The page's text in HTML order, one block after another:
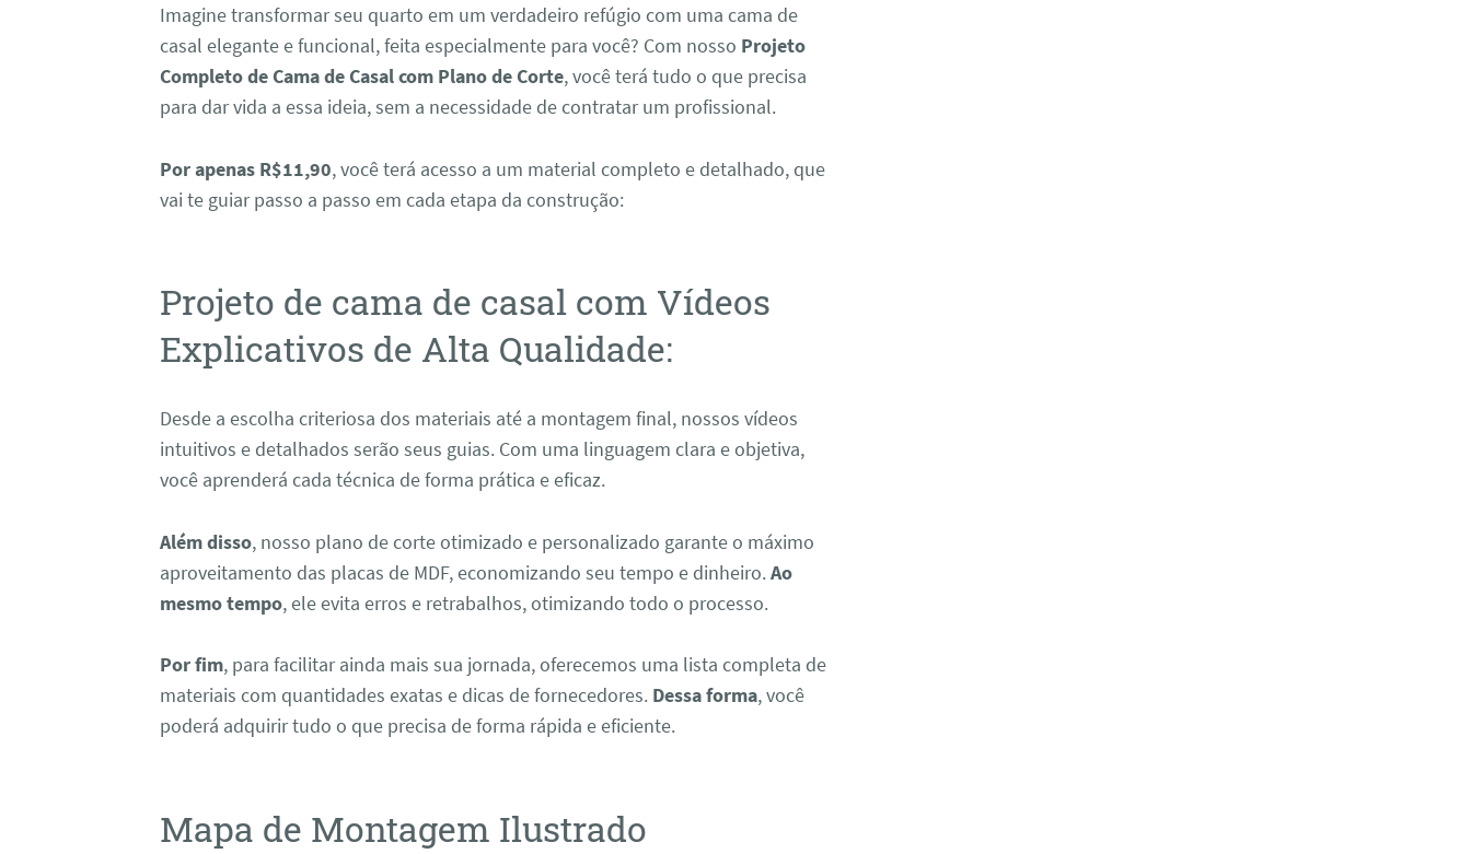
Imagine transformar seu quarto em um verdadeiro refúgio com uma cama de
casal elegante e funcional, feita especialmente para você? Com nosso Projeto
Completo de Cama de Casal com Plano de Corte, você terá tudo o que precisa
para dar vida a essa ideia, sem a necessidade de contratar um profissional.
Por apenas R$11,90, você terá acesso a um material completo e detalhado, que
vai te guiar passo a passo em cada etapa da construção:
Projeto de cama de casal com Vídeos
Explicativos de Alta Qualidade:
Desde a escolha criteriosa dos materiais até a montagem final, nossos vídeos
intuitivos e detalhados serão seus guias. Com uma linguagem clara e objetiva,
você aprenderá cada técnica de forma prática e eficaz.
Além disso, nosso plano de corte otimizado e personalizado garante o máximo
aproveitamento das placas de MDF, economizando seu tempo e dinheiro.Ao
mesmo tempo, ele evita erros e retrabalhos, otimizando todo o processo.
Por fim, para facilitar ainda mais sua jornada, oferecemos uma lista completa de
materiais com quantidades exatas e dicas de fornecedores. Dessa forma, você
poderá adquirir tudo o que precisa de forma rápida e eficiente.
Mapa de Montagem Ilustrado